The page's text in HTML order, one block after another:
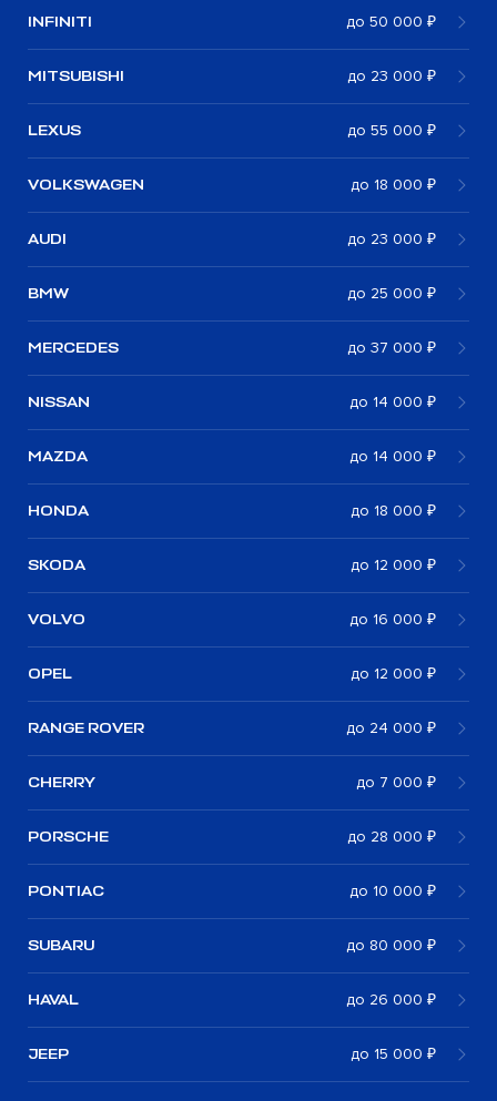
INFINITI до 50 000 ₽
MITSUBISHI до 23 000 ₽
LEXUS до 55 000 ₽
VOLKSWAGEN до 18 000 ₽
AUDI до 23 000 ₽
BMW до 25 000 ₽
MERCEDES до 37 000 ₽
NISSAN до 14 000 ₽
MAZDA до 14 000 ₽
HONDA до 18 000 ₽
SKODA до 12 000 ₽
VOLVO до 16 000 ₽
OPEL до 12 000 ₽
RANGE ROVER до 24 000 ₽
CHERRY до 7 000 ₽
PORSCHE до 28 000 ₽
PONTIAC до 10 000 ₽
SUBARU до 80 000 ₽
HAVAL до 26 000 ₽
JEEP до 15 000 ₽